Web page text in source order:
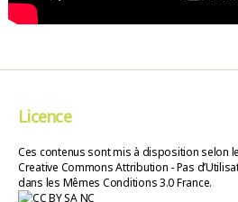
Licence
Ces contenus sont mis à disposition selon
Creative Commons Attribution - Pas
dans les Mêmes Conditions 3.0 France.